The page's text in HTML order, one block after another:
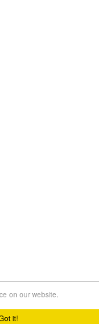
it!
on our website.